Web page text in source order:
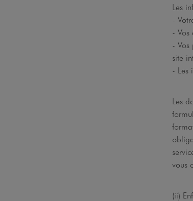
Les
-
- Vos
- Vos
site
- Les
Les
vous
(ii)